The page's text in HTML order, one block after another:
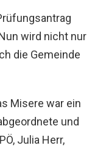
wird nicht nur
die Gemeinde
Misere war ein
und
Julia Herr,